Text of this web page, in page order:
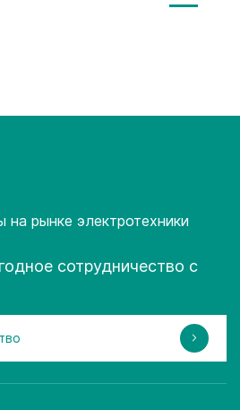
рынке электротехники
сотрудничество с